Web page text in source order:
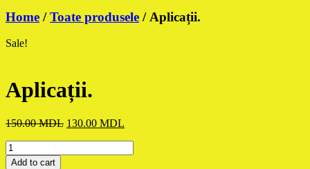
Home /Toate produsele / Aplicații.
Sale!
Aplicații.
150.00MDL Original
130.00 MDL
Aplicații.
quantity
Add to cart